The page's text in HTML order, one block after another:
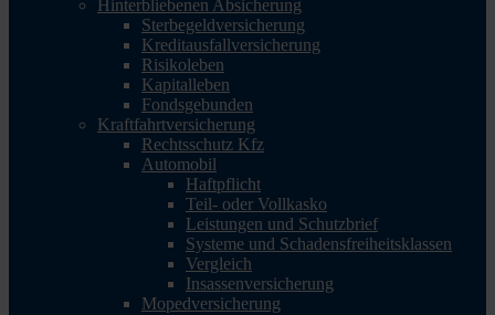
Hinterbliebenen Absicherung
Sterbegeldversicherung
Kreditausfallversicherung
Risikoleben
Kapitalleben
Fondsgebunden
Kraftfahrtversicherung
Rechtsschutz Kfz
Automobil
Haftpflicht
Teil- oder Vollkasko
Leistungen und Schutzbrief
Systeme und Schadensfreiheitsklassen
Vergleich
Insassenversicherung
Mopedversicherung